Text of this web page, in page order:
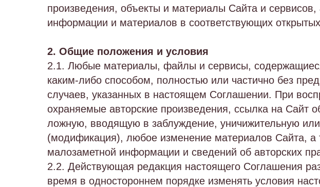
произведения, объекты и материалы Сайта и
информации и материалов в соответствующих
2. Общие положения и условия
2.1. Любые материалы, файлы и сервисы,
каким-либо способом, полностью или частично без
случаев, указанных в настоящем Соглашении. При
охраняемые авторские произведения, ссылка на Сайт
ложную, вводящую в заблуждение, уничижительную
(модификация), любое изменение материалов Сайта,
малозаметной информации и сведений об авторских
2.2. Действующая редакция настоящего Соглашения
время в одностороннем порядке изменять условия